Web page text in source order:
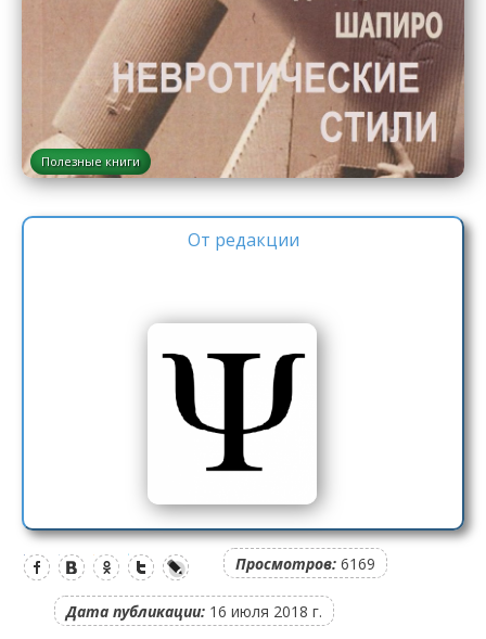
Полезные книги
От редакции
Просмотров: 6169
Дата публикации: 16 июля 2018 г.